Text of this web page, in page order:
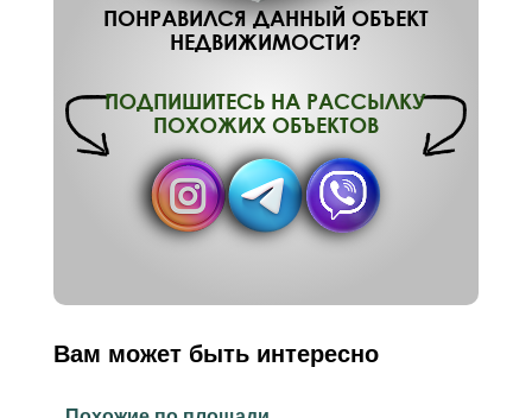
ПОНРАВИЛСЯ ДАННЫЙ ОБЪЕКТ
НЕДВИЖИМОСТИ?
ПОДПИШИТЕСЬ НА РАССЫЛКУ
ПОХОЖИХ ОБЪЕКТОВ
Вам может быть интересно